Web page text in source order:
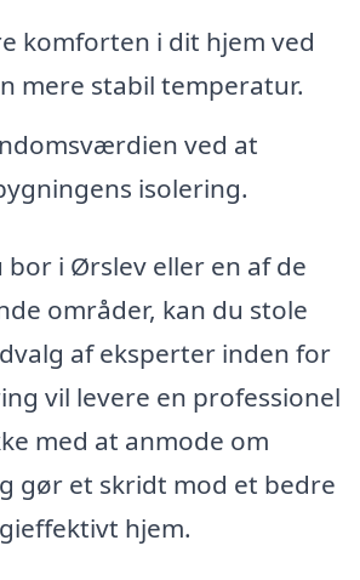
komforten i dit hjem ved
mere stabil temperatur.
ved at
isolering.
bor i Ørslev eller en af de
områder, kan du stole
af eksperter inden for
vil levere en professionel
med at anmode om
gør et skridt mod et bedre
hjem.